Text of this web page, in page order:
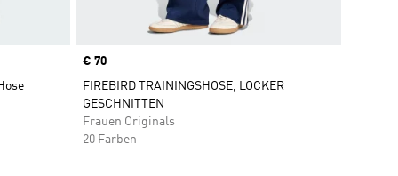
Price
€ 70
FIREBIRD TRAININGSHOSE, LOCKER
GESCHNITTEN
Frauen Originals
20 Farben